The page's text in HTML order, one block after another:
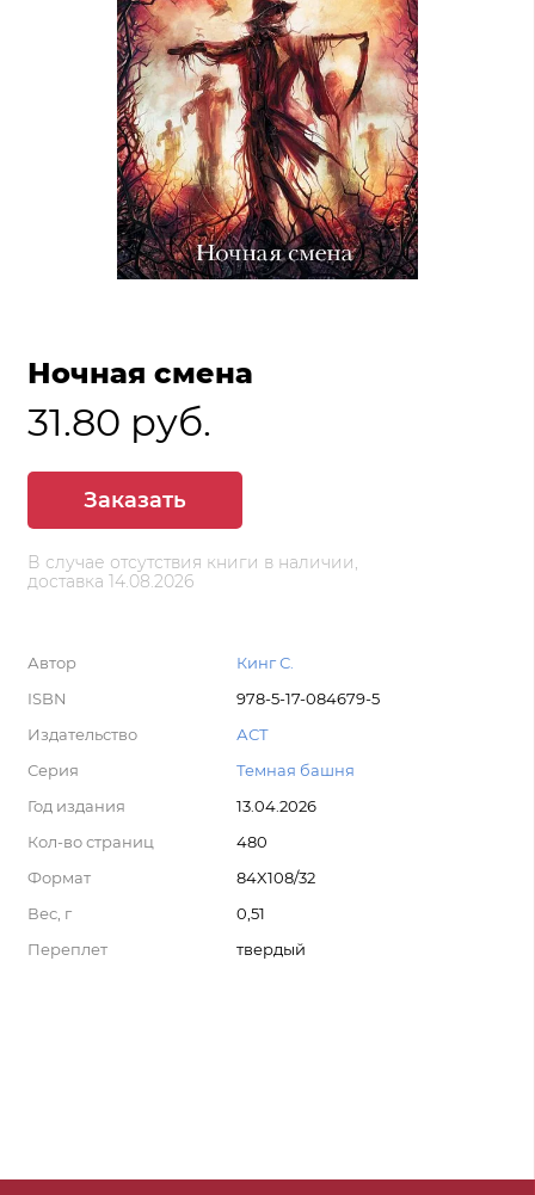
Ночная смена
31.80 руб.
Заказать
В случае отсутствия книги в наличии,
доставка 14.08.2026
Автор
Кинг С.
ISBN
978-5-17-084679-5
Издательство
АСТ
Серия
Темная башня
Год издания
13.04.2026
Кол-во страниц
480
Формат
84X108/32
Вес, г
0,51
Переплет
твердый